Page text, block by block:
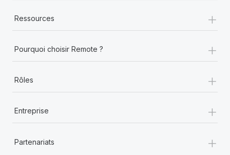
Ressources +
Pourquoi choisir Remote ? +
Rôles +
Entreprise +
Partenariats +